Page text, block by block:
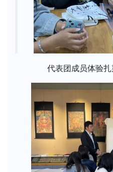
代表团成员体验扎